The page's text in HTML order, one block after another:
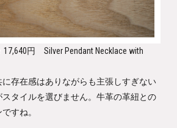
17,640円Silver Pendant Necklace with
存在感はありながらも主張しすぎない
タイルを選びません。牛革の革紐との
すね。